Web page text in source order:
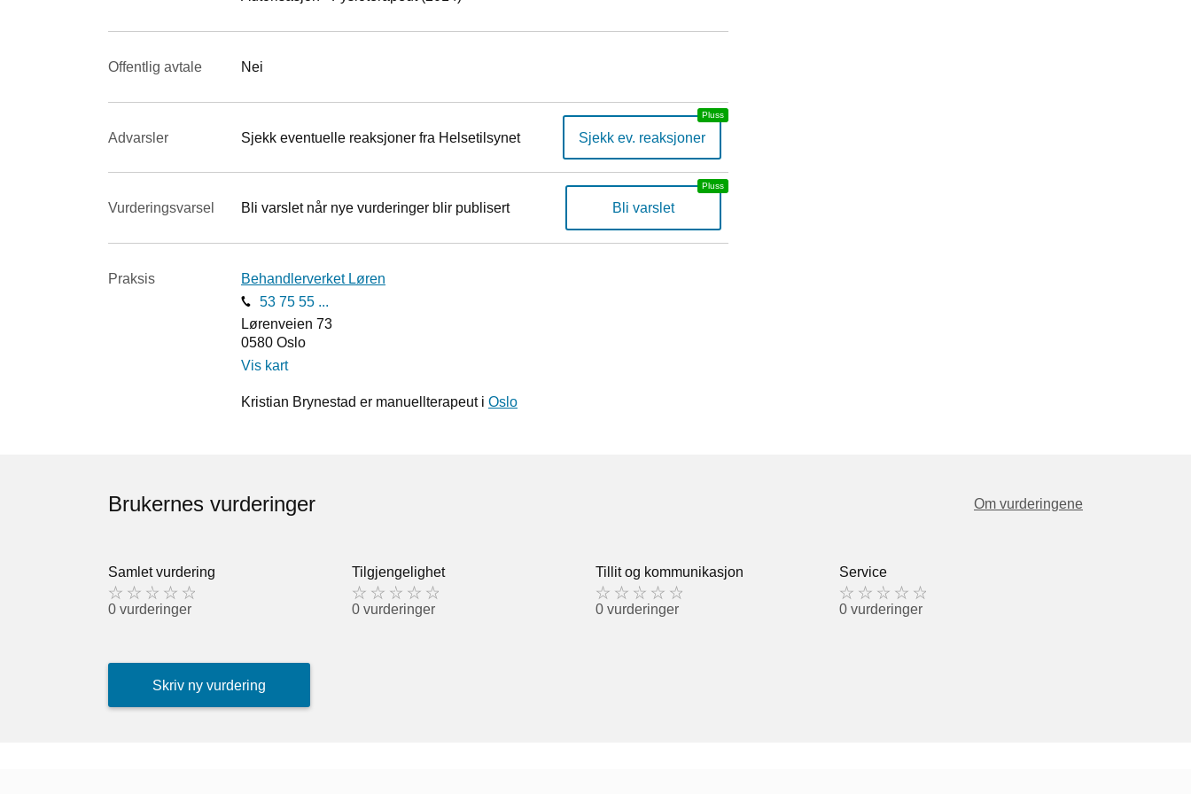
Offentlig avtale Nei
Advarsler Sjekk eventuelle reaksjoner fra Helsetilsynet Sjekk ev. reaksjoner
Vurderings­varsel Bli varslet når nye vurderinger blir publisert Bli varslet
Praksis
Behandlerverket Løren
53 75 55 ...
Lørenveien 73
0580 Oslo
Vis kart
Kristian Brynestad er manuellterapeut i Oslo
Brukernes vurderinger Om vurderingene
Samlet vurdering
0 vurderinger
Tilgjengelighet
0 vurderinger
Tillit og kommunikasjon
0 vurderinger
Service
0 vurderinger
Skriv ny vurdering